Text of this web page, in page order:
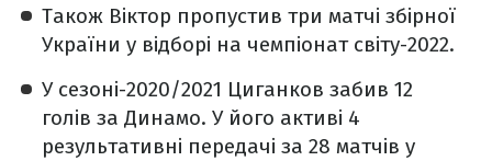
Також Віктор пропустив три матчі збірної
України у відборі на чемпіонат світу-2022.
У сезоні-2020/2021 Циганков забив 12
голів за Динамо. У його активі 4
результативні передачі за 28 матчів у